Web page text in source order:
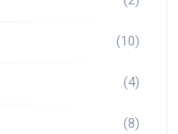
(10)
(4)
(8)